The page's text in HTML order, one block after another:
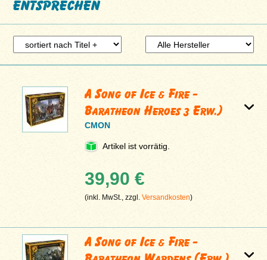
entsprechen
A Song of Ice & Fire -
Baratheon Heroes 3 Erw.)
CMON
Artikel ist vorrätig.
39,90 €
(inkl. MwSt., zzgl.Versandkosten)
A Song of Ice & Fire -